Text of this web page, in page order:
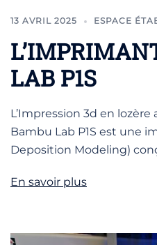
13 AVRIL 2025 ESPACE
LAB P1S
L’Impression 3d en lozère
Bambu Lab P1S est une
Deposition Modeling)
En savoir plus